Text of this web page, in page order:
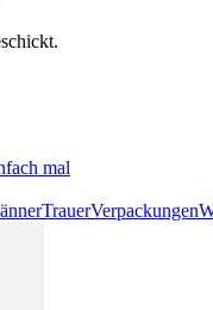
mal
TrauerVerpackungen